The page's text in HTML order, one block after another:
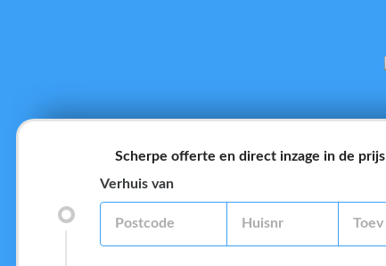
Scherpe offerte en direct inzage in de prijs
Verhuis van